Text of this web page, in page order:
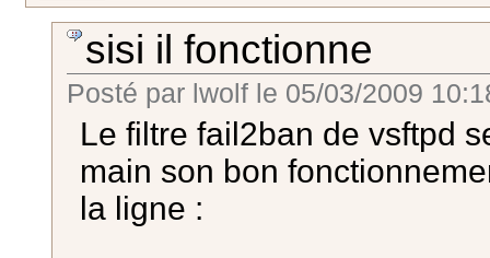
sisi il fonctionne
Posté par lwolf le 05/03/2009
Le filtre fail2ban de vsftpd
main son bon
la ligne :